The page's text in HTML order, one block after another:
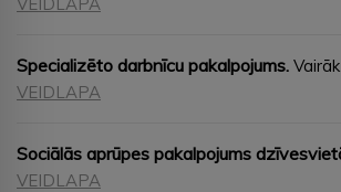
Specializēto darbnīcu pakalpojums.
VEIDLAPA
Sociālās aprūpes pakalpojums
VEIDLAPA